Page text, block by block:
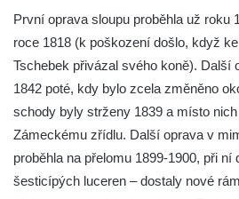
První oprava sloupu proběhla už roku
roce 1818 (k poškození došlo, když
Tschebek přivázal svého koně). Další
1842 poté, kdy bylo zcela změněno
schody byly strženy 1839 a místo
Zámeckému zřídlu. Další oprava v
proběhla na přelomu 1899-1900, při ní
šesticípých luceren – dostaly nové